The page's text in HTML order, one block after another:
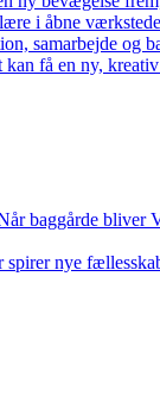
i åbne
samarbejde og
få en ny,
baggårde bliver
spirer nye